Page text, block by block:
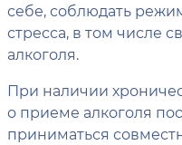
себе, соблюдать
стресса, в том числе
алкоголя.
При наличии
о приеме алкоголя
приниматься